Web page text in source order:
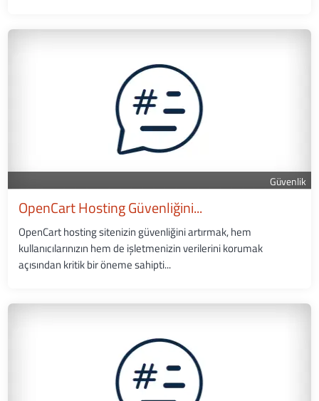
Güvenlik
OpenCart Hosting Güvenliğini...
OpenCart hosting sitenizin güvenliğini artırmak, hem
kullanıcılarınızın hem de işletmenizin verilerini korumak
açısından kritik bir öneme sahipti...